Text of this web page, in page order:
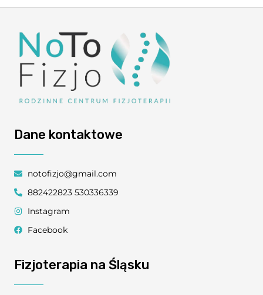
Dane kontaktowe
notofizjo@gmail.com
882422823 530336339
Instagram
Facebook
Fizjoterapia na Śląsku